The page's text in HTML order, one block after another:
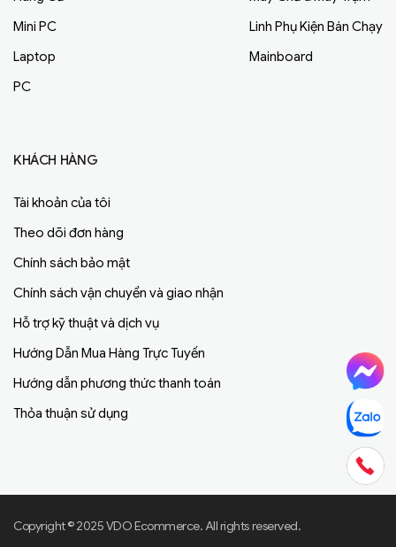
Mini PC
Laptop
PC
Linh Phụ Kiện Bán Chạy
Mainboard
KHÁCH HÀNG
Tài khoản của tôi
Theo dõi đơn hàng
Chính sách bảo mật
Chính sách vận chuyển và giao nhận
Hỗ trợ kỹ thuật và dịch vụ
Hướng Dẫn Mua Hàng Trực Tuyến
Hướng dẫn phương thức thanh toán
Thỏa thuận sử dụng
Copyright © 2025 VDO Ecommerce. All rights reserved.